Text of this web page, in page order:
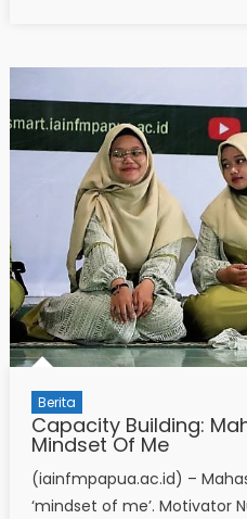
Berita
Capacity Building:
Mindset Of Me
(iainfmpapua.ac.id) –
‘mindset of me’. Motivator